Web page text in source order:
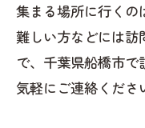
集まる場所に行くの
難しい方などには訪
で、千葉県船橋市
気軽にご連絡くださ